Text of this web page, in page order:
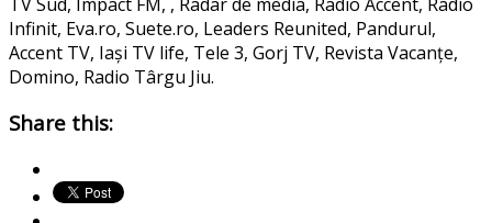
Infinit, Eva.ro, Suete.ro, Leaders Reunited, Pandurul,
Accent TV, Iași TV life, Tele 3, Gorj TV, Revista Vacanțe,
Domino, Radio Târgu Jiu.
Share this: